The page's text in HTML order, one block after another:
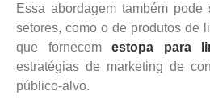
Essa abordagem também
setores, como o de produtos de
que fornecem estopa para
estratégias de marketing de
público-alvo.